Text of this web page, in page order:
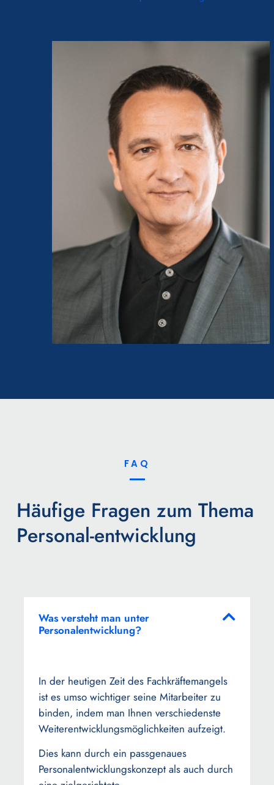
FAQ
Häufige Fragen zum Thema
Personal-entwicklung
Was versteht man unter
Personalentwicklung?
In der heutigen Zeit des Fachkräftemangels
ist es umso wichtiger seine Mitarbeiter zu
binden, indem man Ihnen verschiedenste
Weiterentwicklungsmöglichkeiten aufzeigt.
Dies kann durch ein passgenaues
Personalentwicklungskonzept als auch durch